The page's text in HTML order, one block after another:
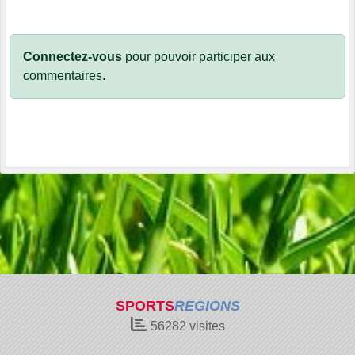
Connectez-vous pour pouvoir participer aux
commentaires.
SPORTSREGIONS
56282 visites